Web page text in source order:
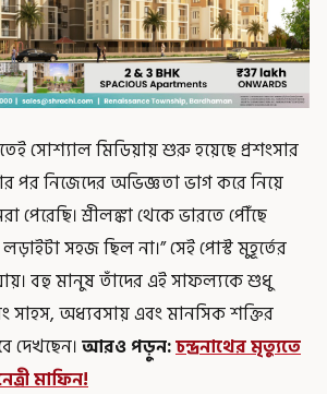
সোশ্যাল মিডিয়ায় শুরু হয়েছে প্রশংসার
পর নিজেদের অভিজ্ঞতা ভাগ করে নিয়ে
শ্রীলঙ্কা থেকে ভারতে পৌঁছে
সহজ ছিল না।” সেই পোস্ট মুহূর্তের
বহু মানুষ তাঁদের এই সাফল্যকে শুধু
সাহস, অধ্যবসায় এবং মানসিক শক্তির
দেখছেন।আরও পড়ুন:চন্দ্রনাথের মৃত্যুতে
মাফিন!